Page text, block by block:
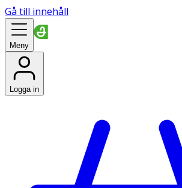
Gå till innehåll
Meny
Logga in